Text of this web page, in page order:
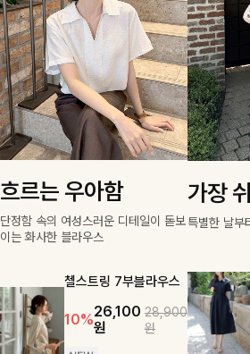
흐르는 우아함
단정함 속의 여성스러운 디테일이 돋보
이는 화사한 블라우스
첼스트링 7부블라우스
10%26,100
원
28,900
원
가장
특별한 날부